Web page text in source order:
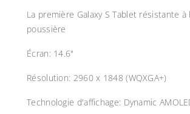
La première Galaxy S Tablet résistante à
poussière
Écran: 14.6"
Résolution: 2960 x 1848 (WQXGA+)
Technologie d'affichage: Dynamic